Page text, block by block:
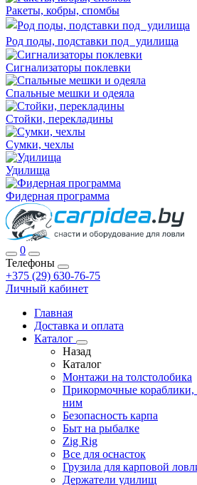
Ракеты, кобры, спомбы
Род поды, подставки под удилища
Сигнализаторы поклевки
Спальные мешки и одеяла
Стойки, перекладины
Сумки, чехлы
Удилища
Фидерная программа
0
Телефоны
+375 (29) 630-76-75
Личный кабинет
Главная
Доставка и оплата
Каталог
Назад
Каталог
Монтажи на толстолобика
Прикормочные кораблики,
ним
Безопасность карпа
Быт на рыбалке
Zig Rig
Все для оснасток
Грузила для карповой
Держатели удилищ